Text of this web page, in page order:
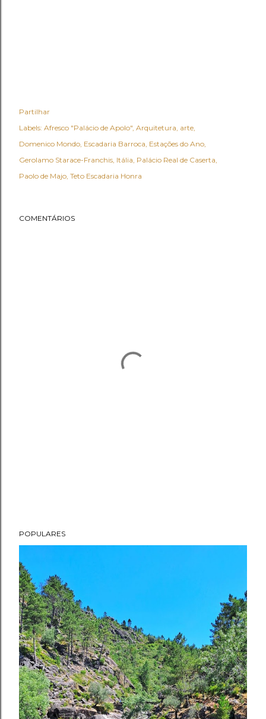
Partilhar
Labels: Afresco "Palácio de Apolo" Arquitetura arte
Domenico Mondo Escadaria Barroca Estações do Ano
Gerolamo Starace-Franchis Itália Palácio Real de Caserta
Paolo de Majo Teto Escadaria Honra
COMENTÁRIOS
POPULARES